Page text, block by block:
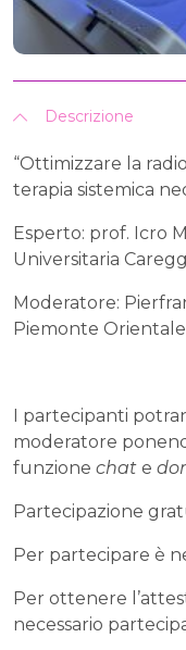
Descrizione
“Ottimizzare la
terapia sistemica
Esperto: prof. Icro
Universitaria
Moderatore:
Piemonte
I partecipanti
moderatore
funzione chat e
Partecipazione
Per partecipare è
Per ottenere
necessario